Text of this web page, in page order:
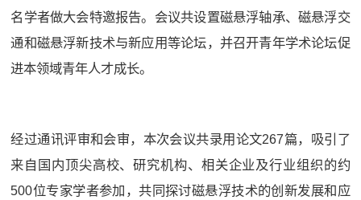
名学者做大会特邀报告。会议共设置磁悬浮轴承、磁悬浮交
通和磁悬浮新技术与新应用等论坛，并召开青年学术论坛促
进本领域青年人才成长。
经过通讯评审和会审，本次会议共录用论文267篇，吸引了
来自国内顶尖高校、研究机构、相关企业及行业组织的约
500位专家学者参加，共同探讨磁悬浮技术的创新发展和应